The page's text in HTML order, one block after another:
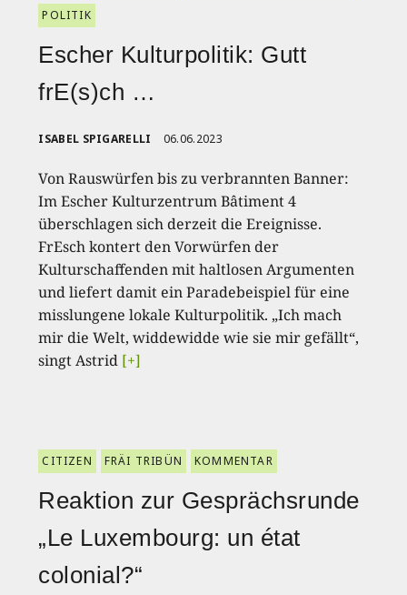
POLITIK
Escher Kulturpolitik: Gutt
frE(s)ch …
ISABEL SPIGARELLI 06.06.2023
Von Rauswürfen bis zu verbrannten Banner:
Im Escher Kulturzentrum Bâtiment 4
überschlagen sich derzeit die Ereignisse.
FrEsch kontert den Vorwürfen der
Kulturschaffenden mit haltlosen Argumenten
und liefert damit ein Paradebeispiel für eine
misslungene lokale Kulturpolitik. „Ich mach
mir die Welt, widdewidde wie sie mir gefällt“,
singt Astrid [+]
CITIZEN FRÄI TRIBÜN KOMMENTAR
Reaktion zur Gesprächsrunde
„Le Luxembourg: un état
colonial?“